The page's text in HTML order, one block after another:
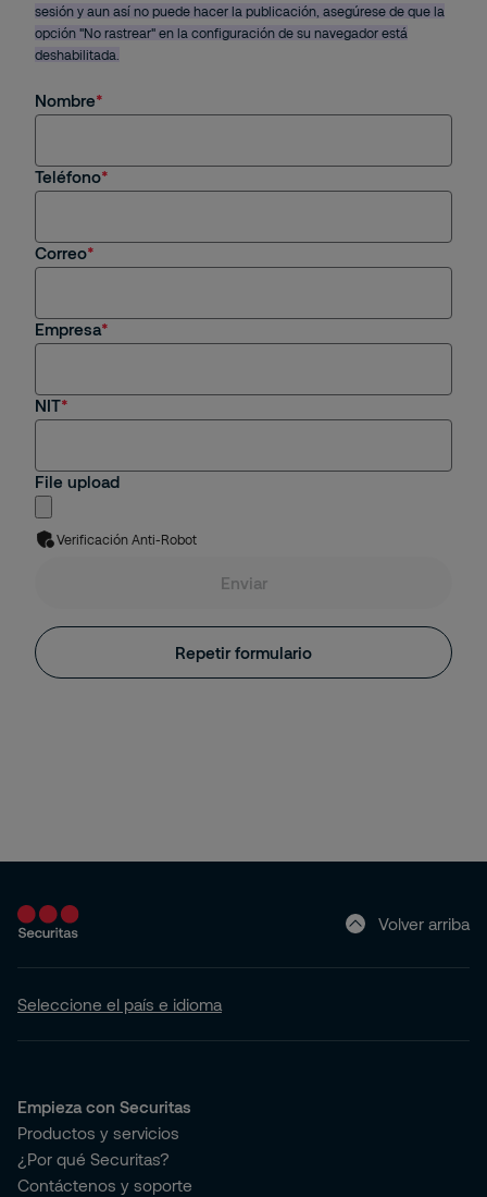
sesión y aun así no puede hacer la publicación, asegúrese de que la
opción "No rastrear" en la configuración de su navegador está
deshabilitada.
Nombre
Teléfono
Correo
Empresa
NIT
File upload
Verificación Anti-Robot
Enviar
Repetir formulario
Volver arriba
Seleccione el país e idioma
Empieza con Securitas
Productos y servicios
¿Por qué Securitas?
Contáctenos y soporte